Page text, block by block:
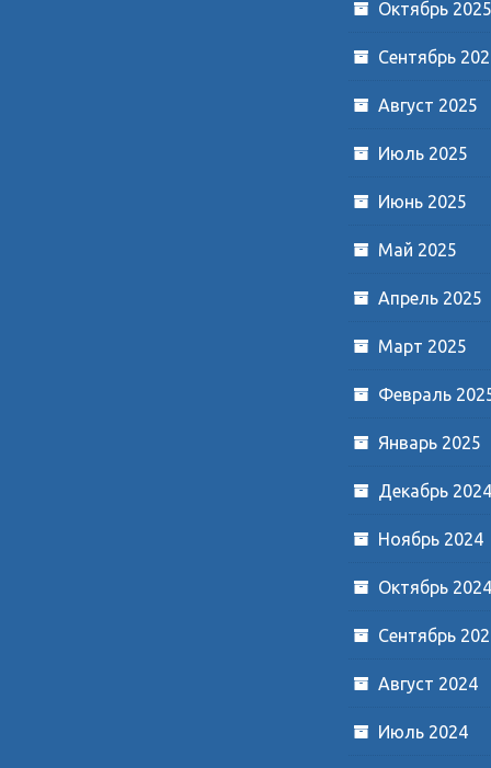
Октябрь 2025
Сентябрь
Август 2025
Июль 2025
Июнь 2025
Май 2025
Апрель 2025
Март 2025
Февраль
Январь 2025
Декабрь 2024
Ноябрь 2024
Октябрь 2024
Сентябрь
Август 2024
Июль 2024